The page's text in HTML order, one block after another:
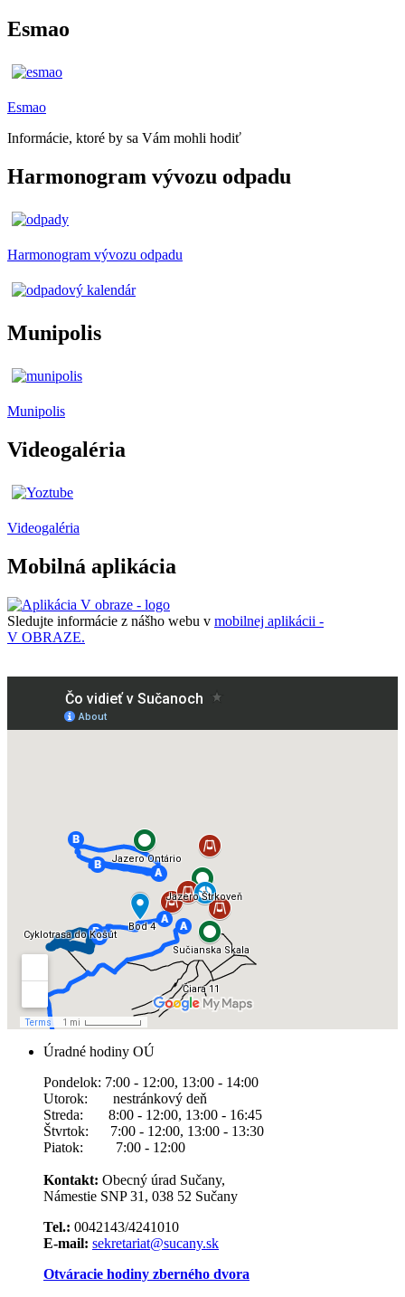
Esmao
Esmao
Informácie, ktoré by sa Vám mohli hodiť
Harmonogram vývozu odpadu
Harmonogram vývozu odpadu
Munipolis
Munipolis
Videogaléria
Videogaléria
Mobilná aplikácia
Sledujte informácie z nášho webu v mobilnej aplikácii -
V OBRAZE.
Úradné hodiny OÚ
Pondelok: 7:00 - 12:00, 13:00 - 14:00
Utorok: nestránkový deň
Streda: 8:00 - 12:00, 13:00 - 16:45
Štvrtok: 7:00 - 12:00, 13:00 - 13:30
Piatok: 7:00 - 12:00
Kontakt: Obecný úrad Sučany,
Námestie SNP 31, 038 52 Sučany
Tel.: 0042143/4241010
E-mail: sekretariat@sucany.sk
Otváracie hodiny zberného dvora